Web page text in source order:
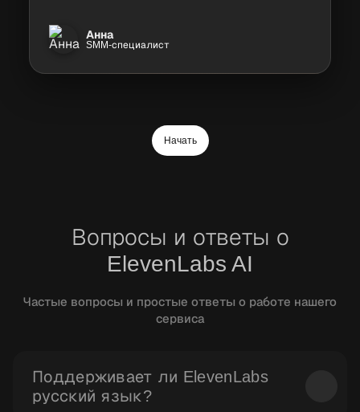
Анна
SMM-специалист
Начать
Вопросы и ответы о
ElevenLabs AI
Частые вопросы и простые ответы о работе нашего
сервиса
Поддерживает ли ElevenLabs
русский язык?